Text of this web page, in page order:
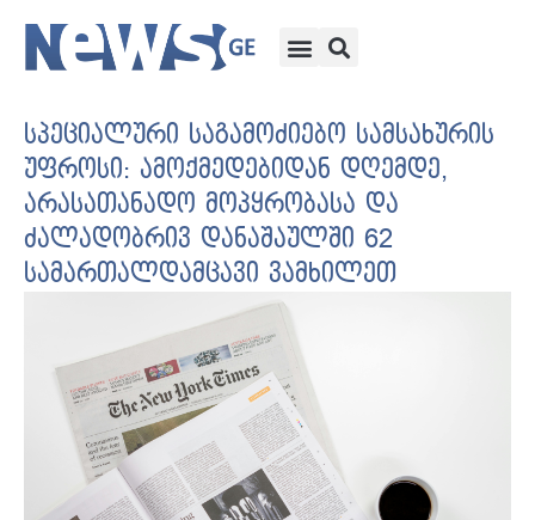
სპეციალური საგამოძიებო სამსახურის
უფროსი: ამოქმედებიდან დღემდე,
არასათანადო მოპყრობასა და
ძალადობრივ დანაშაულში 62
სამართალდამცავი ვამხილეთ